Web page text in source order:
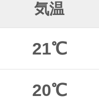
気温
21℃
20℃